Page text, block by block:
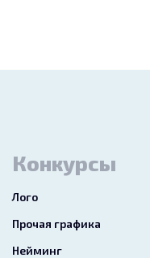
Конкурсы
Лого
Прочая графика
Нейминг